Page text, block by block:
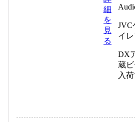
JVC
イ
DX
蔵
入荷
細
を
見
る